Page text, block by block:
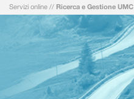
Servizi online // Ricerca e Gestione UMC